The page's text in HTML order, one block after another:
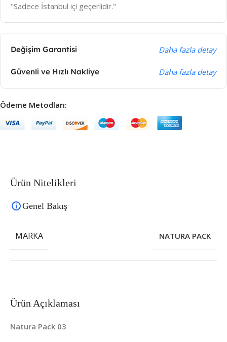
"Sadece İstanbul içi geçerlidir."
Değişim Garantisi Daha fazla detay
Güvenli ve Hızlı Nakliye Daha fazla detay
Ödeme Metodları:
Ürün Açıklaması
Natura Pack 03
Ürün Nitelikleri
Genel Bakış
MARKA NATURA PACK